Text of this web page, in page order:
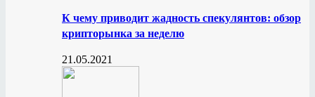
К чему приводит жадность спекулянтов: обзор
крипторынка за неделю
21.05.2021